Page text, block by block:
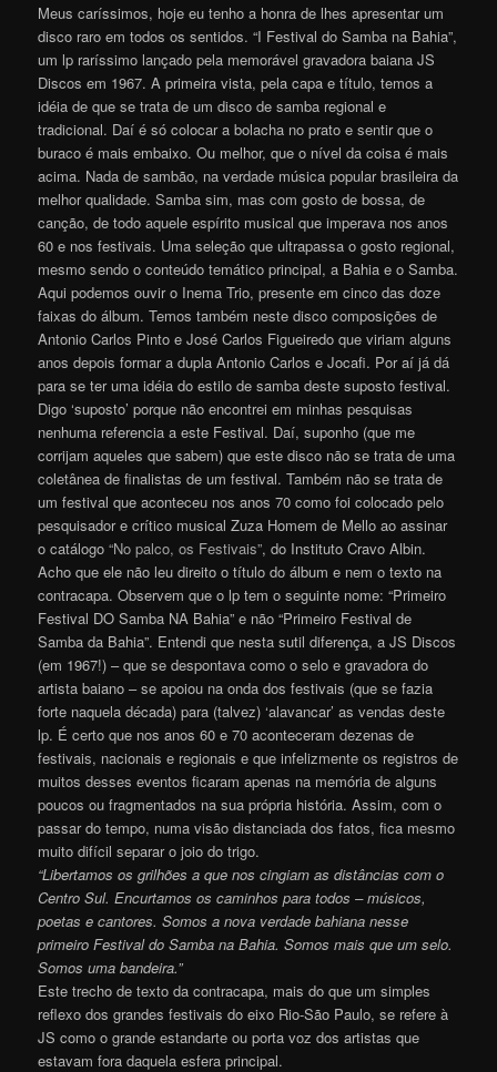
Meus caríssimos, hoje eu tenho a honra de lhes apresentar um
disco raro em todos os sentidos. “I Festival do Samba na Bahia”,
um lp raríssimo lançado pela memorável gravadora baiana JS
Discos em 1967. A primeira vista, pela capa e título, temos a
idéia de que se trata de um disco de samba regional e
tradicional. Daí é só colocar a bolacha no prato e sentir que o
buraco é mais embaixo. Ou melhor, que o nível da coisa é mais
acima. Nada de sambão, na verdade música popular brasileira da
melhor qualidade. Samba sim, mas com gosto de bossa, de
canção, de todo aquele espírito musical que imperava nos anos
60 e nos festivais. Uma seleção que ultrapassa o gosto regional,
mesmo sendo o conteúdo temático principal, a Bahia e o Samba.
Aqui podemos ouvir o Inema Trio, presente em cinco das doze
faixas do álbum. Temos também neste disco composições de
Antonio Carlos Pinto e José Carlos Figueiredo que viriam alguns
anos depois formar a dupla Antonio Carlos e Jocafi. Por aí já dá
para se ter uma idéia do estilo de samba deste suposto festival.
Digo ‘suposto’ porque não encontrei em minhas pesquisas
nenhuma referencia a este Festival. Daí, suponho (que me
corrijam aqueles que sabem) que este disco não se trata de uma
coletânea de finalistas de um festival. Também não se trata de
um festival que aconteceu nos anos 70 como foi colocado pelo
pesquisador e crítico musical Zuza Homem de Mello ao assinar
o catálogo“No palco, os Festivais”, do Instituto Cravo Albin.
Acho que ele não leu direito o título do álbum e nem o texto na
contracapa. Observem que o lp tem o seguinte nome: “Primeiro
Festival DO Samba NA Bahia” e não “Primeiro Festival de
Samba da Bahia”. Entendi que nesta sutil diferença, a JS Discos
(em 1967!) – que se despontava como o selo e gravadora do
artista baiano – se apoiou na onda dos festivais (que se fazia
forte naquela década) para (talvez) ‘alavancar’ as vendas deste
lp. É certo que nos anos 60 e 70 aconteceram dezenas de
festivais, nacionais e regionais e que infelizmente os registros de
muitos desses eventos ficaram apenas na memória de alguns
poucos ou fragmentados na sua própria história. Assim, com o
passar do tempo, numa visão distanciada dos fatos, fica mesmo
muito difícil separar o joio do trigo.
“Libertamos os grilhões a que nos cingiam as distâncias com o
Centro Sul. Encurtamos os caminhos para todos – músicos,
poetas e cantores. Somos a nova verdade bahiana nesse
primeiro Festival do Samba na Bahia. Somos mais que um selo.
Somos uma bandeira.”
Este trecho de texto da contracapa, mais do que um simples
reflexo dos grandes festivais do eixo Rio-São Paulo, se refere à
JS como o grande estandarte ou porta voz dos artistas que
estavam fora daquela esfera principal.